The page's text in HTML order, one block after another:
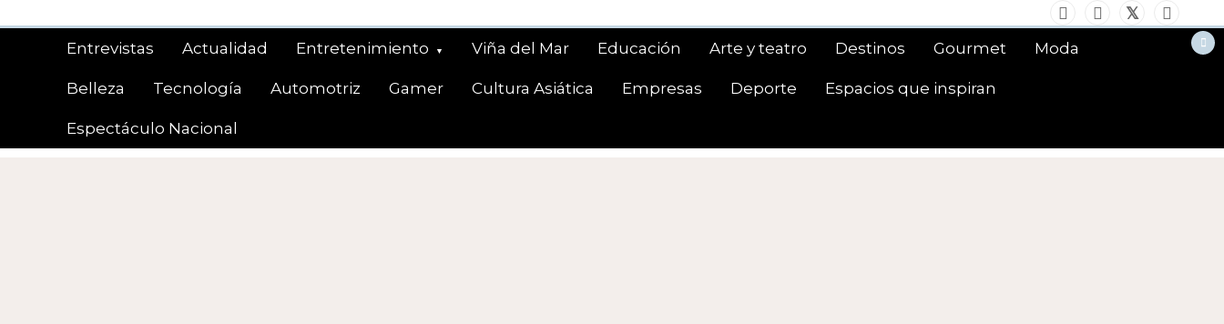
al
contenidoEntrevistas Actualidad Entretenimiento Viña del Mar Educación Arte y teatro Destinos Gourmet Moda
Belleza Tecnología Automotriz Gamer Cultura Asiática Empresas Deporte Espacios que inspiran
Espectáculo Nacional